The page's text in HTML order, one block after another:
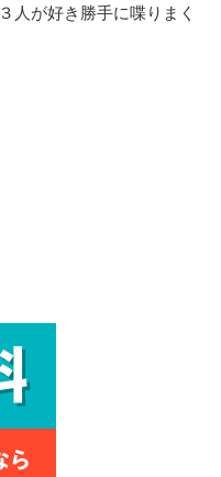
人が好き勝手に喋りまく